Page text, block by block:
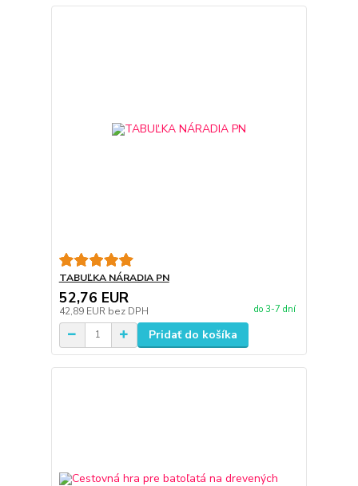
TABUĽKA NÁRADIA PN
52,76 EUR
42,89 EUR bez DPH do 3-7 dní
Pridať do košíka